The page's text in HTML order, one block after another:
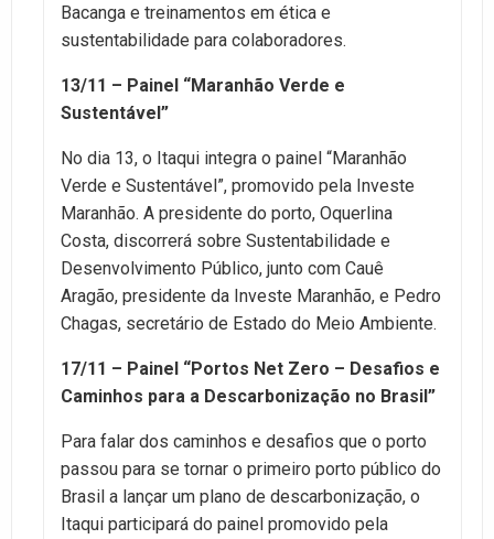
Bacanga e treinamentos em ética e
sustentabilidade para colaboradores.
13/11 – Painel “Maranhão Verde e
Sustentável”
No dia 13, o Itaqui integra o painel “Maranhão
Verde e Sustentável”, promovido pela Investe
Maranhão. A presidente do porto, Oquerlina
Costa, discorrerá sobre Sustentabilidade e
Desenvolvimento Público, junto com Cauê
Aragão, presidente da Investe Maranhão, e Pedro
Chagas, secretário de Estado do Meio Ambiente.
17/11 – Painel “Portos Net Zero – Desafios e
Caminhos para a Descarbonização no Brasil”
Para falar dos caminhos e desafios que o porto
passou para se tornar o primeiro porto público do
Brasil a lançar um plano de descarbonização, o
Itaqui participará do painel promovido pela